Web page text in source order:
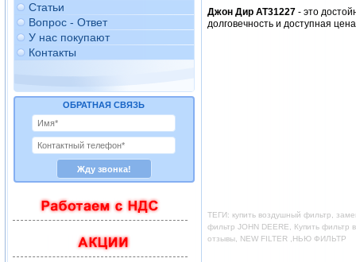
Статьи
Вопрос - Ответ
У нас покупают
Контакты
ОБРАТНАЯ СВЯЗЬ
Джон Дир AT31227 - это
долговечность и доступная
ТЕГИ: купить воздушный фильтр,
фильтр JOHN DEERE, Купить фильтр
отзывы, NEW FILTER ,НЬЮ ФИЛЬТР